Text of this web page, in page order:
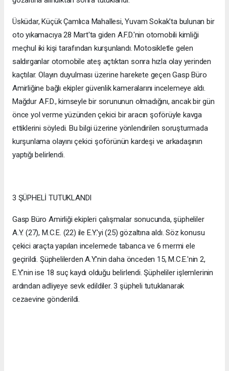
Üsküdar, Küçük Çamlıca Mahallesi, Yuvam Sokak'ta bulunan bir
oto yıkamacıya 28 Mart'ta giden A.F.D.'nin otomobili kimliği
meçhul iki kişi tarafından kurşunlandı. Motosikletle gelen
saldırganlar otomobile ateş açtıktan sonra hızla olay yerinden
kaçtılar. Olayın duyulması üzerine harekete geçen Gasp Büro
Amirliğine bağlı ekipler güvenlik kameralarını incelemeye aldı.
Mağdur A.F.D., kimseyle bir sorununun olmadığını, ancak bir gün
önce yol verme yüzünden çekici bir aracın şoförüyle kavga
ettiklerini söyledi. Bu bilgi üzerine yönlendirilen soruşturmada
kurşunlama olayını çekici şoförünün kardeşi ve arkadaşının
yaptığı belirlendi.
3 ŞÜPHELİ TUTUKLANDI
Gasp Büro Amirliği ekipleri çalışmalar sonucunda, şüpheliler
A.Y. (27), M.C.E. (22) ile E.Y.'yi (25) gözaltına aldı. Söz konusu
çekici araçta yapılan incelemede tabanca ve 6 mermi ele
geçirildi. Şüphelilerden A.Y.'nin daha önceden 15, M.C.E.'nin 2,
E.Y.'nin ise 18 suç kaydı olduğu belirlendi. Şüpheliler işlemlerinin
ardından adliyeye sevk edildiler. 3 şüpheli tutuklanarak
cezaevine gönderildi.